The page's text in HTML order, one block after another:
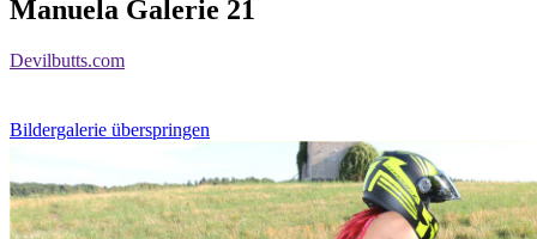
Manuela Galerie 21
Devilbutts.com
Bildergalerie überspringen